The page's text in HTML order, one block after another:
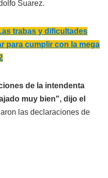
Suarez.
trabas y dificultades
para cumplir con la mega
de la intendenta
muy bien", dijo el
las declaraciones de